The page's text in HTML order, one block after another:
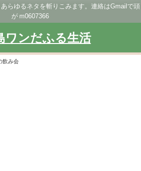
らゆるネタを斬りこみます。連絡はGmailで頭
が m0607366
ワンだふる生活
飲み会